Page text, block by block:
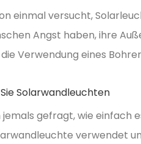
einmal versucht,
Angst haben, ihre
Verwendung eines
Solarwandleuchten
jemals gefragt, wie einfach
verwendet